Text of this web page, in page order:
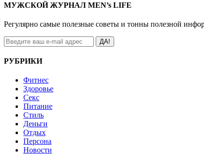
МУЖСКОЙ ЖУРНАЛ MEN’s LIFE
Регулярно самые полезные советы и тонны полезной
ДА!
РУБРИКИ
Фитнес
Здоровье
Секс
Питание
Стиль
Деньги
Отдых
Персона
Новости